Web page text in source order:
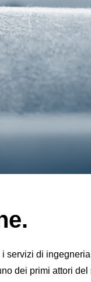
servizi di
dei primi attori